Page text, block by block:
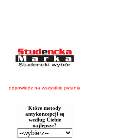
odpowiedz na wszystkie pytania